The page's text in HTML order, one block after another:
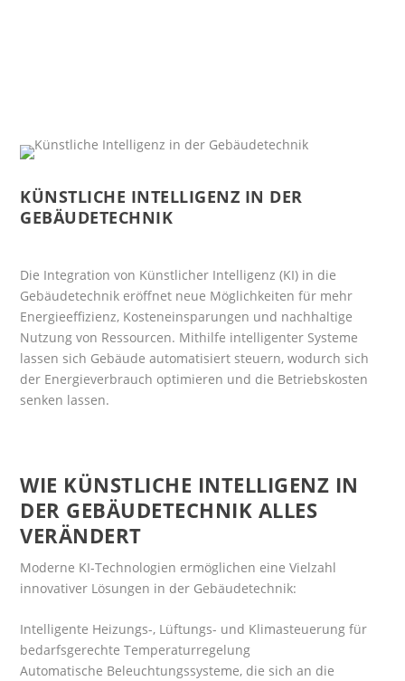
KÜNSTLICHE INTELLIGENZ IN DER
GEBÄUDETECHNIK
Die Integration von Künstlicher Intelligenz (KI) in die
Gebäudetechnik eröffnet neue Möglichkeiten für mehr
Energieeffizienz, Kosteneinsparungen und nachhaltige
Nutzung von Ressourcen. Mithilfe intelligenter Systeme
lassen sich Gebäude automatisiert steuern, wodurch sich
der Energieverbrauch optimieren und die Betriebskosten
senken lassen.
WIE KÜNSTLICHE INTELLIGENZ IN
DER GEBÄUDETECHNIK ALLES
VERÄNDERT
Moderne KI-Technologien ermöglichen eine Vielzahl
innovativer Lösungen in der Gebäudetechnik:
Intelligente Heizungs-, Lüftungs- und Klimasteuerung für
bedarfsgerechte Temperaturregelung
Automatische Beleuchtungssysteme, die sich an die